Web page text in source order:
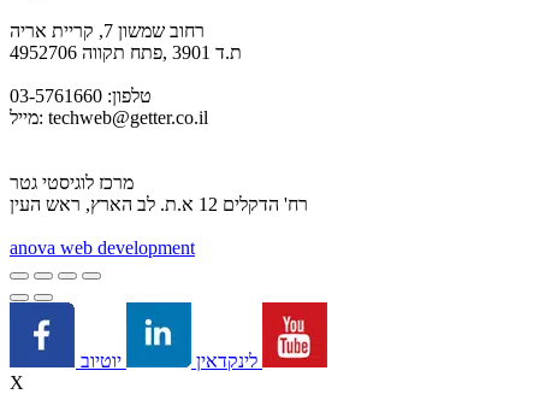
רחוב שמשון 7, קריית אריה
ת.ד 3901 ,פתח תקווה 4952706
טלפון: 03-5761660
מייל: techweb@getter.co.il
מרכז לוגיסטי גטר
רח' הדקלים 12 א.ת. לב הארץ, ראש העין
anova web development
לינקדאין
X